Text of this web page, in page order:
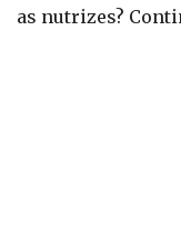
as nutrizes?